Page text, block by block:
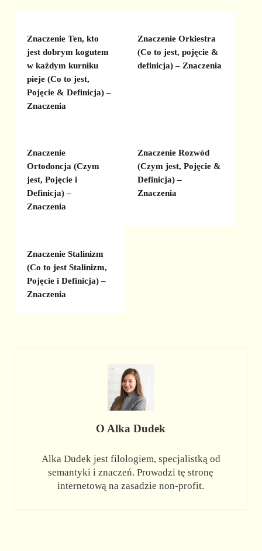
Znaczenie Ten, kto
jest dobrym kogutem
w każdym kurniku
pieje (Co to jest,
Pojęcie & Definicja) –
Znaczenia
Znaczenie Orkiestra
(Co to jest, pojęcie &
definicja) – Znaczenia
Znaczenie
Ortodoncja (Czym
jest, Pojęcie i
Definicja) –
Znaczenia
Znaczenie Rozwód
(Czym jest, Pojęcie &
Definicja) –
Znaczenia
Znaczenie Stalinizm
(Co to jest Stalinizm,
Pojęcie i Definicja) –
Znaczenia
OAlka Dudek
Alka Dudek jest filologiem, specjalistką od
semantyki i znaczeń. Prowadzi tę stronę
internetową na zasadzie non-profit.